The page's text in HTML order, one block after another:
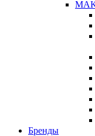
Бренды